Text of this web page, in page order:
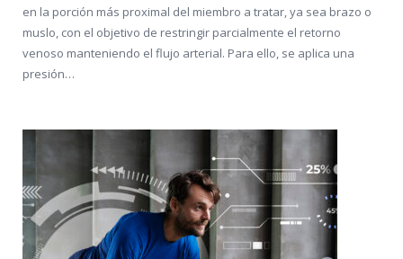
en la porción más proximal del miembro a tratar, ya sea brazo o
muslo, con el objetivo de restringir parcialmente el retorno
venoso manteniendo el flujo arterial. Para ello, se aplica una
presión…